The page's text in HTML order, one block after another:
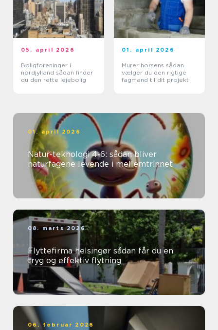
05. april 2026
Boligforeninger i
nordjylland sådan finder
du den rette lejebolig
01. april 2026
Murer horsens sådan
vælger du den rigtige
fagmand til dit projekt
01. april 2026
Natur-teknologi 4-6: sådan bliver
naturfagene levende i mellemtrinnet
08. marts 2026
Flyttefirma helsingør sådan får du en
tryg og effektiv flytning
06. februar 2026